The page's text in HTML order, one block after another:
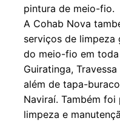
pintura de meio-fio.
A Cohab Nova
serviços de limpeza
do meio-fio em toda
Guiratinga,
além de tapa-
Naviraí. Também
limpeza e